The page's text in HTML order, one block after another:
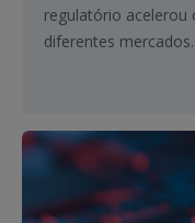
regulatório acelerou
diferentes